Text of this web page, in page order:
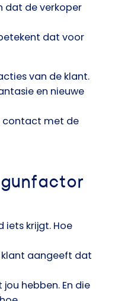
dat de verkoper
dat voor
van de klant.
en nieuwe
contact met de
iets krijgt. Hoe
aangeeft dat
hebben. En die